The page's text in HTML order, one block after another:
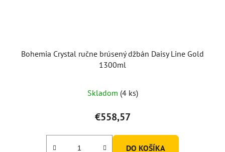
Bohemia Crystal ručne brúsený džbán Daisy Line Gold
1300ml
Skladom (4 ks)
€558,57
DO KOŠÍKA